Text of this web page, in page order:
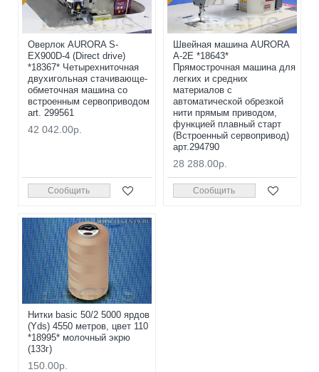
Оверлок AURORA S-
EX900D-4 (Direct drive)
*18367* Четырехниточная
двухигольная стачивающе-
обметочная машина со
встроенным сервоприводом
art. 299561
42 042.00р.
Сообщить
Швейная машина AURORA
A-2E *18643*
Прямострочная машина для
легких и средних
материалов с
автоматической обрезкой
нити прямым приводом,
функцией плавный старт
(Встроенный сервопривод)
арт.294790
28 288.00р.
Сообщить
Нитки basic 50/2 5000 ярдов
(Yds) 4550 метров, цвет 110
*18995* молочный экрю
(133г)
150.00р.